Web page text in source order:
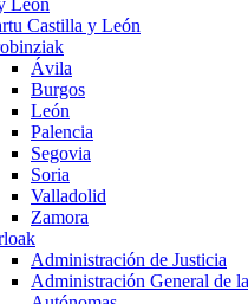
León
Castilla y León
Ávila
Burgos
León
Palencia
Segovia
Soria
Valladolid
Zamora
Administración de Justicia
Administración General de